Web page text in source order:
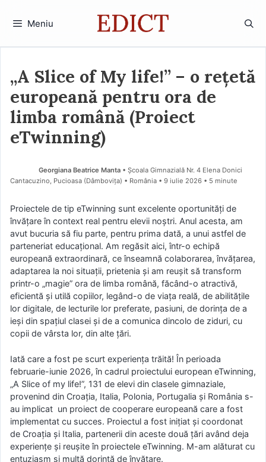
Meniu
„A Slice of My life!” – o rețetă
europeană pentru ora de
limba română (Proiect
eTwinning)
Georgiana Beatrice Manta • Școala Gimnazială Nr. 4 Elena Donici
Cantacuzino, Pucioasa (Dâmboviţa) • România
9 iulie 2026 • 5 minute
Proiectele de tip eTwinning sunt excelente oportunități de
învățare în context real pentru elevii noștri. Anul acesta, am
avut bucuria să fiu parte, pentru prima dată, a unui astfel de
parteneriat educațional. Am regăsit aici, într-o echipă
europeană extraordinară, ce înseamnă colaborarea, învățarea,
adaptarea la noi situații, prietenia și am reușit să transform
printr-o „magie” ora de limba română, făcând-o atractivă,
eficientă și utilă copiilor, legând-o de viața reală, de abilitățile
lor digitale, de lecturile lor preferate, pasiuni, de dorința de a
ieși din spațiul clasei și de a comunica dincolo de ziduri, cu
copii de vârsta lor, din alte țări.
Iată care a fost pe scurt experiența trăită! În perioada
februarie-iunie 2026, în cadrul proiectului european eTwinning,
„A Slice of my life!”, 131 de elevi din clasele gimnaziale,
provenind din Croația, Italia, Polonia, Portugalia și România s-
au implicat un proiect de cooperare europeană care a fost
implementat cu succes. Proiectul a fost inițiat și coordonat
de Croația și Italia, partenerii din aceste două țări având deja
experiențe și reușite în proiectele eTwinning. M-am alăturat cu
entuziasm și multă dorință de învățare.